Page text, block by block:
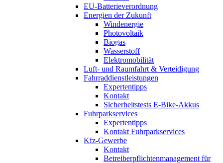
EU-Batterieverordnung
Energien der Zukunft
Windenergie
Photovoltaik
Biogas
Wasserstoff
Elektromobilität
Luft- und Raumfahrt & Verteidigung
Fahrraddienstleistungen
Expertentipps
Kontakt
Sicherheitstests E-Bike-Akkus
Fuhrparkservices
Expertentipps
Kontakt Fuhrparkservices
Kfz-Gewerbe
Kontakt
Betreiberpflichtenmanagement für